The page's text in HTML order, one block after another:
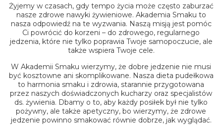
Żyjemy w czasach, gdy tempo życia może często zaburzać
nasze zdrowe nawyki żywieniowe. Akademia Smaku to
nasza odpowiedź na te wyzwania. Naszą misją jest pomóc
Ci powrócić do korzeni – do zdrowego, regularnego
jedzenia, które nie tylko poprawia Twoje samopoczucie, ale
także wspiera Twoje cele.
W Akademii Smaku wierzymy, że dobre jedzenie nie musi
być kosztowne ani skomplikowane. Nasza dieta pudełkowa
to harmonia smaku i zdrowia, starannie przygotowana
przez naszych doświadczonych kucharzy oraz specjalistów
ds. żywienia. Dbamy o to, aby każdy posiłek był nie tylko
pożywny, ale także apetyczny, bo wierzymy, że zdrowe
jedzenie powinno smakować równie dobrze, jak wyglądać.